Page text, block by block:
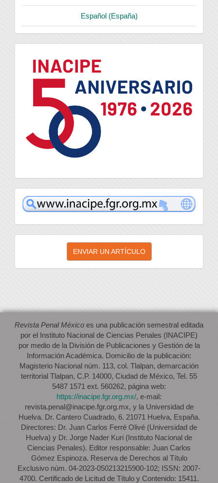
Español (España)
logo
inacipe
Enviar
artículo
ENVIAR UN ARTÍCULO
Revista Penal México es una publicación semestral editada
por el Instituto Nacional de Ciencias Penales (INACIPE)
por medio de la División de Publicaciones y Gestión de la
Información Académica. Domicilio de la publicación:
Magisterio Nacional núm. 113, col. Tlalpan, demarcación
territorial Tlalpan, C.P. 14000, Ciudad de México, Tel. 55
5487 1571 ext. 560262, página web:
https://inacipe.fgr.org.mx/, e-mail:
revista.penal@inacipe.fgr.org.mx, y la Universidad de
Huelva. Dr. Cantero Cuadrado, 6. 21071 Huelva, España.
Directores: Dr. Juan Carlos Ferré Olivé (Universidad de
Huelva) y Dr. Jorge Nader Kuri (Instituto Nacional de
Ciencias Penales). Editor responsable: Juan Carlos
Gómez Espinoza. Reserva de Derechos al Título
Exclusivo núm. 04-2023-050213215900-102; ISSN: 2007-
4700. Certificado de Licitud de Título y Contenido: 15411.